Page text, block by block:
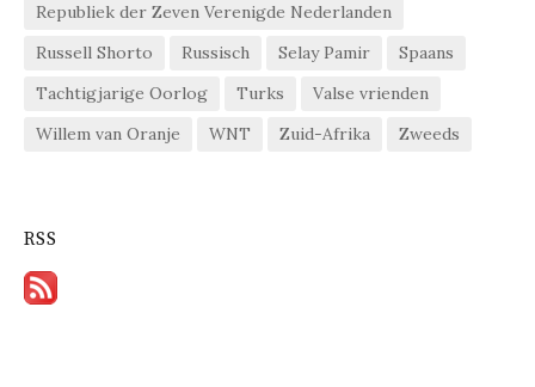
Republiek der Zeven Verenigde Nederlanden
Russell Shorto
Russisch Selay Pamir
Spaans
Tachtigjarige Oorlog
Turks
Valse vrienden
Willem van Oranje
WNT Zuid-Afrika Zweeds
RSS